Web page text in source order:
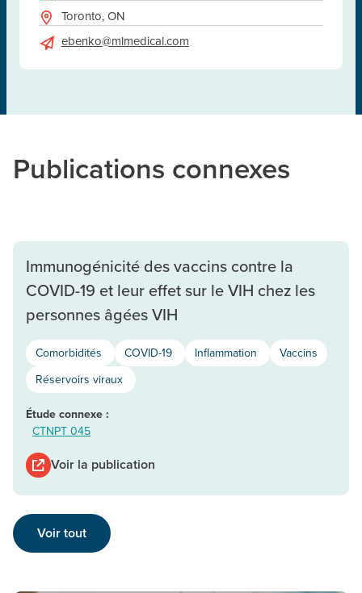
Toronto, ON
ebenko@mlmedical.com
Publications connexes
Immunogénicité des vaccins contre la
COVID-19 et leur effet sur le VIH chez les
personnes âgées VIH
Comorbidités COVID-19 Inflammation
Vaccins
Réservoirs viraux
Étude connexe :
CTNPT 045
Voir la publication
Voir tout